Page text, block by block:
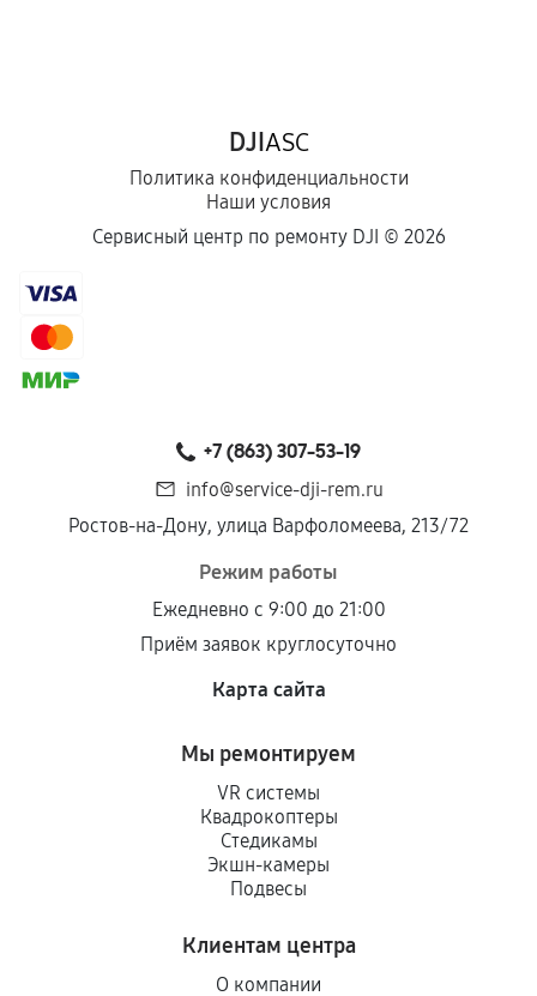
DJIASC
Политика конфиденциальности
Наши условия
Сервисный центр по ремонту DJI © 2026
+7 (863) 307-53-19
info@service-dji-rem.ru
Ростов-на-Дону, улица Варфоломеева, 213/72
Режим работы
Ежедневно с 9:00 до 21:00
Приём заявок круглосуточно
Карта сайта
Мы ремонтируем
VR системы
Квадрокоптеры
Стедикамы
Экшн-камеры
Подвесы
Клиентам центра
О компании